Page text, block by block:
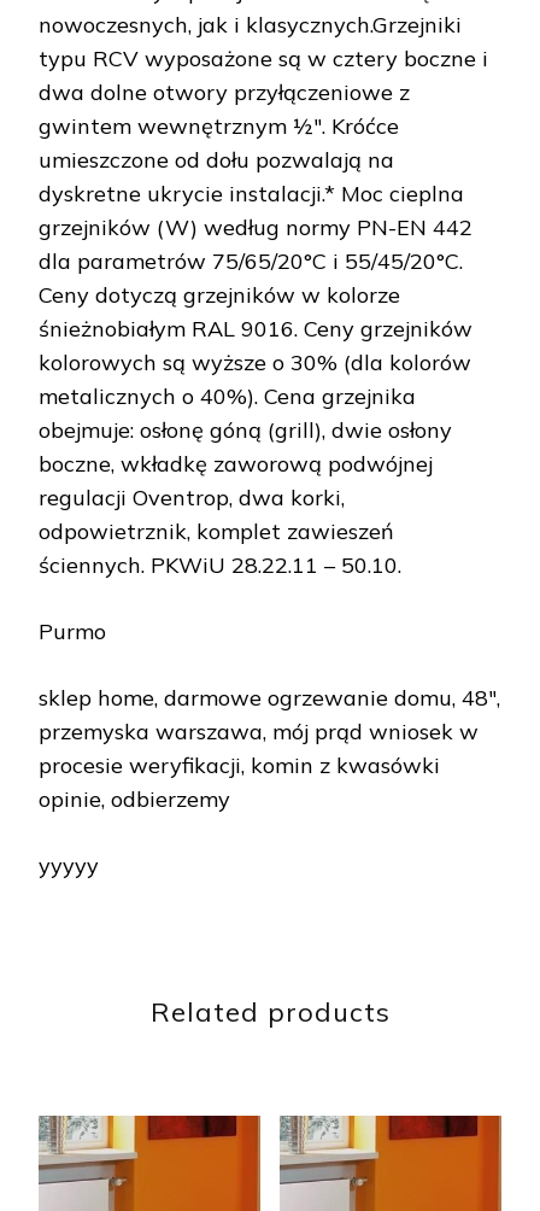
nowoczesnych, jak i klasycznych.Grzejniki
typu RCV wyposażone są w cztery boczne i
dwa dolne otwory przyłączeniowe z
gwintem wewnętrznym ½″. Króćce
umieszczone od dołu pozwalają na
dyskretne ukrycie instalacji.* Moc cieplna
grzejników (W) według normy PN-EN 442
dla parametrów 75/65/20°C i 55/45/20°C.
Ceny dotyczą grzejników w kolorze
śnieżnobiałym RAL 9016. Ceny grzejników
kolorowych są wyższe o 30% (dla kolorów
metalicznych o 40%). Cena grzejnika
obejmuje: osłonę góną (grill), dwie osłony
boczne, wkładkę zaworową podwójnej
regulacji Oventrop, dwa korki,
odpowietrznik, komplet zawieszeń
ściennych. PKWiU 28.22.11 – 50.10.
Purmo
sklep home, darmowe ogrzewanie domu, 48″,
przemyska warszawa, mój prąd wniosek w
procesie weryfikacji, komin z kwasówki
opinie, odbierzemy
yyyyy
Related products